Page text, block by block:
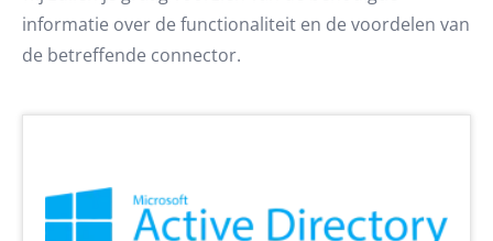
informatie over de functionaliteit en de voordelen van
de betreffende connector.